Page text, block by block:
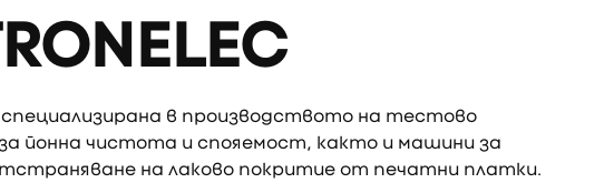
специализирана в производството на тестово
йонна чистота и спояемост, както и машини за
на лаково покритие от печатни платки.